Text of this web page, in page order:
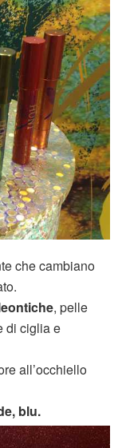
che cambiano
, pelle
di ciglia e
all’occhiello
blu.